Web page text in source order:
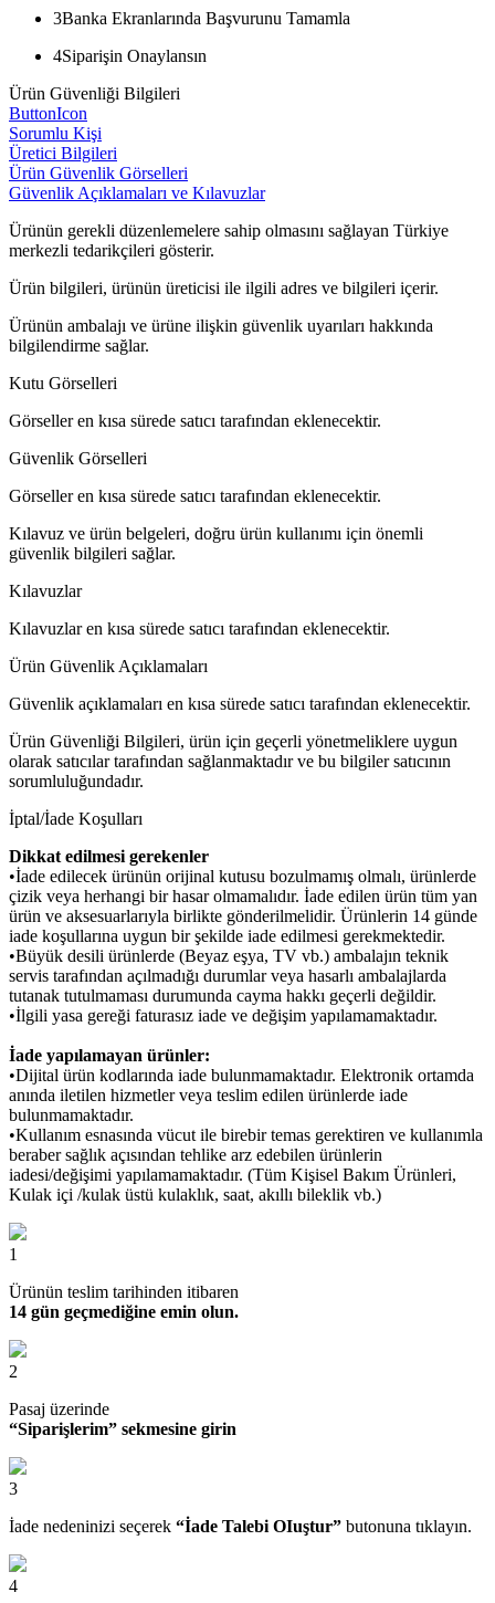
3Banka Ekranlarında Başvurunu Tamamla
4Siparişin Onaylansın
Ürün Güvenliği Bilgileri
ButtonIcon
Sorumlu Kişi
Üretici Bilgileri
Ürün Güvenlik Görselleri
Güvenlik Açıklamaları ve Kılavuzlar
Ürünün gerekli düzenlemelere sahip olmasını sağlayan Türkiye
merkezli tedarikçileri gösterir.
Ürün bilgileri, ürünün üreticisi ile ilgili adres ve bilgileri içerir.
Ürünün ambalajı ve ürüne ilişkin güvenlik uyarıları hakkında
bilgilendirme sağlar.
Kutu Görselleri
Görseller en kısa sürede satıcı tarafından eklenecektir.
Güvenlik Görselleri
Görseller en kısa sürede satıcı tarafından eklenecektir.
Kılavuz ve ürün belgeleri, doğru ürün kullanımı için önemli
güvenlik bilgileri sağlar.
Kılavuzlar
Kılavuzlar en kısa sürede satıcı tarafından eklenecektir.
Ürün Güvenlik Açıklamaları
Güvenlik açıklamaları en kısa sürede satıcı tarafından eklenecektir.
Ürün Güvenliği Bilgileri, ürün için geçerli yönetmeliklere uygun
olarak satıcılar tarafından sağlanmaktadır ve bu bilgiler satıcının
sorumluluğundadır.
İptal/İade Koşulları
Dikkat edilmesi gerekenler
•İade edilecek ürünün orijinal kutusu bozulmamış olmalı, ürünlerde
çizik veya herhangi bir hasar olmamalıdır. İade edilen ürün tüm yan
ürün ve aksesuarlarıyla birlikte gönderilmelidir. Ürünlerin 14 günde
iade koşullarına uygun bir şekilde iade edilmesi gerekmektedir.
•Büyük desili ürünlerde (Beyaz eşya, TV vb.) ambalajın teknik
servis tarafından açılmadığı durumlar veya hasarlı ambalajlarda
tutanak tutulmaması durumunda cayma hakkı geçerli değildir.
•İlgili yasa gereği faturasız iade ve değişim yapılamamaktadır.
İade yapılamayan ürünler:
•Dijital ürün kodlarında iade bulunmamaktadır. Elektronik ortamda
anında iletilen hizmetler veya teslim edilen ürünlerde iade
bulunmamaktadır.
•Kullanım esnasında vücut ile birebir temas gerektiren ve kullanımla
beraber sağlık açısından tehlike arz edebilen ürünlerin
iadesi/değişimi yapılamamaktadır. (Tüm Kişisel Bakım Ürünleri,
Kulak içi /kulak üstü kulaklık, saat, akıllı bileklik vb.)
1
Ürünün teslim tarihinden itibaren
14 gün geçmediğine emin olun.
2
Pasaj üzerinde
“Siparişlerim” sekmesine girin
3
İade nedeninizi seçerek “İade Talebi OIuştur” butonuna tıklayın.
4